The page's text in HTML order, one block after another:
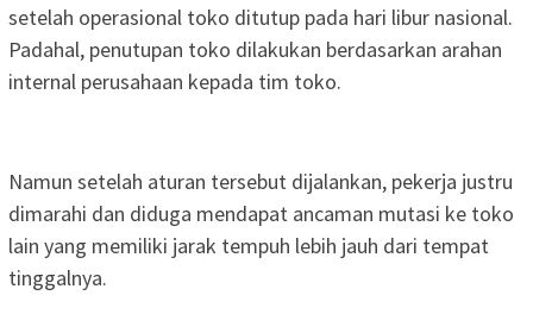
setelah operasional toko ditutup pada hari libur nasional.
Padahal, penutupan toko dilakukan berdasarkan arahan
internal perusahaan kepada tim toko.
Namun setelah aturan tersebut dijalankan, pekerja justru
dimarahi dan diduga mendapat ancaman mutasi ke toko
lain yang memiliki jarak tempuh lebih jauh dari tempat
tinggalnya.